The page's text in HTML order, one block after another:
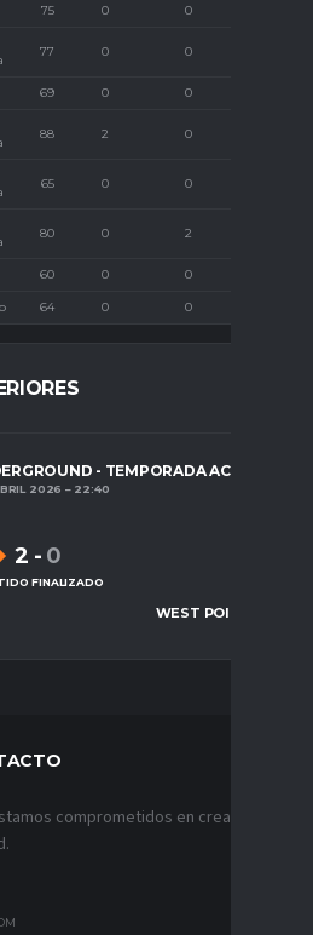
75 0 0
77 0 0
69 0 0
88 2 0
65 0 0
80 0 2
60 0 0
64 0 0
- TEMPORADA ACTUAL
2026 22:40
2 - 0
FINALIZADO
comprometidos en crear ligas